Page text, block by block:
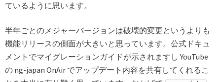
ているように思います。
半年ごとのメジャーバージョンは破壊的変更というよりも
機能リリースの側面が大きいと思っています。公式ドキュ
メントでマイグレーションガイドが示されますし YouTube
の ng-japan OnAir でアップデート内容を共有してくれるこ